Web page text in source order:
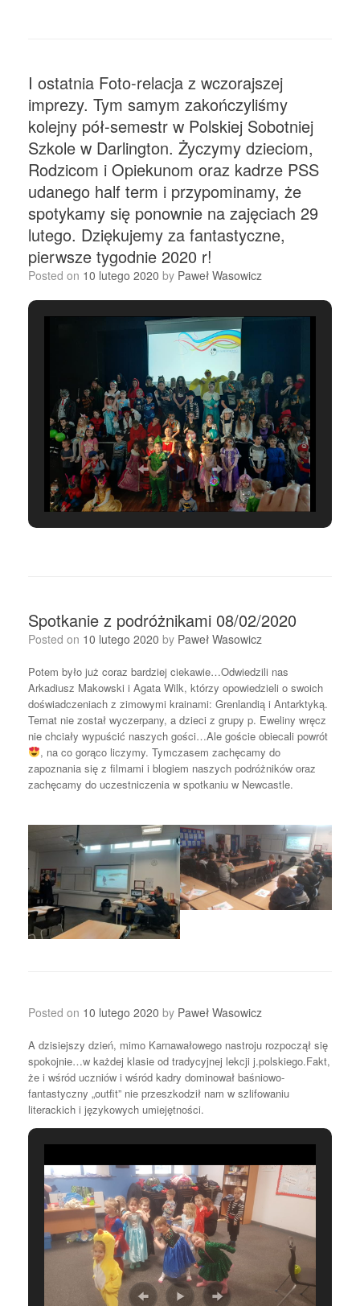
I ostatnia Foto-relacja z wczorajszej
imprezy. Tym samym zakończyliśmy
kolejny pół-semestr w Polskiej Sobotniej
Szkole w Darlington. Życzymy dzieciom,
Rodzicom i Opiekunom oraz kadrze PSS
udanego half term i przypominamy, że
spotykamy się ponownie na zajęciach 29
lutego. Dziękujemy za fantastyczne,
pierwsze tygodnie 2020 r!
Posted on 10 lutego 2020 by Paweł Wasowicz
Spotkanie z podróżnikami 08/02/2020
Posted on 10 lutego 2020 by Paweł Wasowicz
Potem było już coraz bardziej ciekawie…Odwiedzili nas
Arkadiusz Makowski i Agata Wilk, którzy opowiedzieli o swoich
doświadczeniach z zimowymi krainami: Grenlandią i Antarktyką.
Temat nie został wyczerpany, a dzieci z grupy p. Eweliny wręcz
nie chciały wypuścić naszych gości…Ale goście obiecali powrót
, na co gorąco liczymy. Tymczasem zachęcamy do
zapoznania się z filmami i blogiem naszych podróżników oraz
zachęcamy do uczestniczenia w spotkaniu w Newcastle.
Posted on 10 lutego 2020 by Paweł Wasowicz
A dzisiejszy dzień, mimo Karnawałowego nastroju rozpoczął się
spokojnie…w każdej klasie od tradycyjnej lekcji j.polskiego.Fakt,
że i wśród uczniów i wśród kadry dominował baśniowo-
fantastyczny „outfit” nie przeszkodził nam w szlifowaniu
literackich i językowych umiejętności.